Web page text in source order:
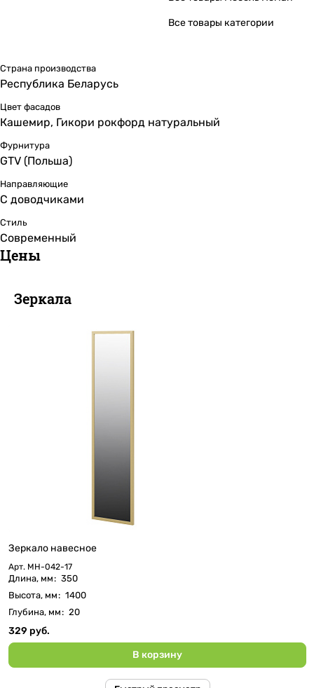
Все товары категории
Страна производства
Республика Беларусь
Цвет фасадов
Кашемир, Гикори рокфорд натуральный
Фурнитура
GTV (Польша)
Направляющие
С доводчиками
Стиль
Современный
Цены
Зеркала
Зеркало навесное
Арт. МН-042-17
Длина, мм: 350
Высота, мм: 1400
Глубина, мм: 20
329 руб.
В корзину